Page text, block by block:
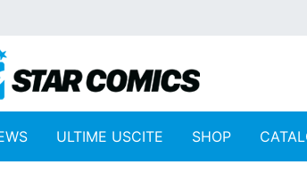
ULTIME USCITE SHOP